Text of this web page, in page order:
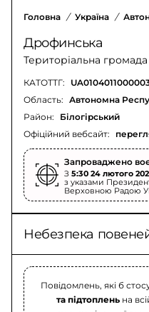
Головна / Україна /
Дрофинська
Територіальна громада
КАТОТТГ:
Офіційний вебсайт:
Область: Автономна
Район:
Білогірський
Запроваджено
З 5:30 24 лютого
з указами
Верховною Радою
Небезпека
Повідомлень, які б
та підтоплень на